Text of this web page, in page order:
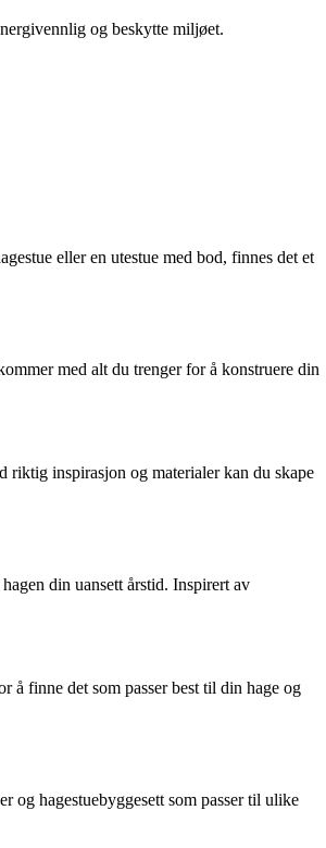
og beskytte miljøet.
eller en utestue med bod, finnes det et
med alt du trenger for å konstruere din
riktig inspirasjon og materialer kan du skape
din uansett årstid. Inspirert av
å finne det som passer best til din hage og
og hagestuebyggesett som passer til ulike